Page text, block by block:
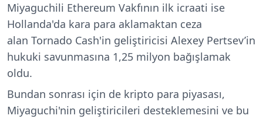
Miyaguchili Ethereum Vakfının ilk icraati ise
Hollanda'da kara para aklamaktan ceza
alan Tornado Cash'in geliştiricisi Alexey Pertsev’in
hukuki savunmasına 1,25 milyon bağışlamak
oldu.
Bundan sonrası için de kripto para piyasası,
Miyaguchi'nin geliştiricileri desteklemesini ve bu